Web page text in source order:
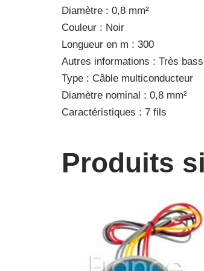
Diamètre : 0,8 mm²
Couleur : Noir
Longueur en m : 300
Autres informations : Très
Type : Câble multiconducteur
Diamètre nominal : 0,8 mm²
Caractéristiques : 7 fils
Produits